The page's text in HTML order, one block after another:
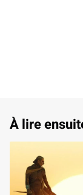
À lire